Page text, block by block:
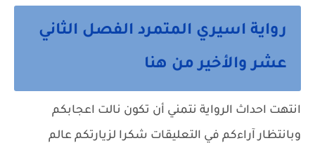
رواية اسيري المتمرد الفصل الثاني
عشر والأخير من هنا
انتهت احداث الرواية نتمني أن تكون نالت اعجابكم
وبانتظار آراءكم في التعليقات شكرا لزيارتكم عالم